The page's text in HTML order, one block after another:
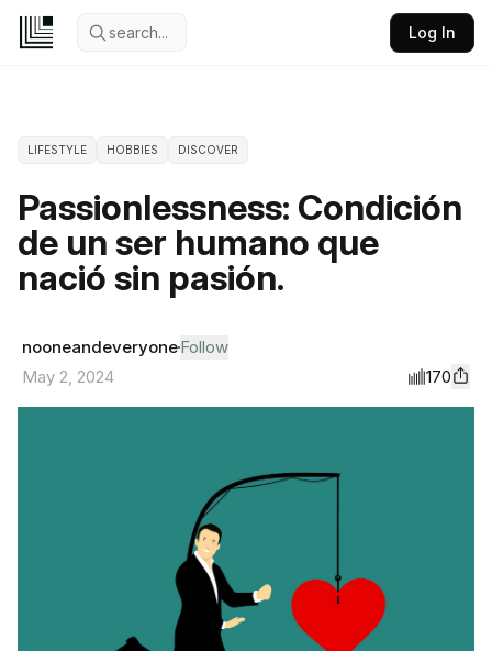
search... Log In
LIFESTYLE HOBBIES DISCOVER
Passionlessness: Condición
de un ser humano que
nació sin pasión.
nooneandeveryoneFollow
May 2, 2024
170